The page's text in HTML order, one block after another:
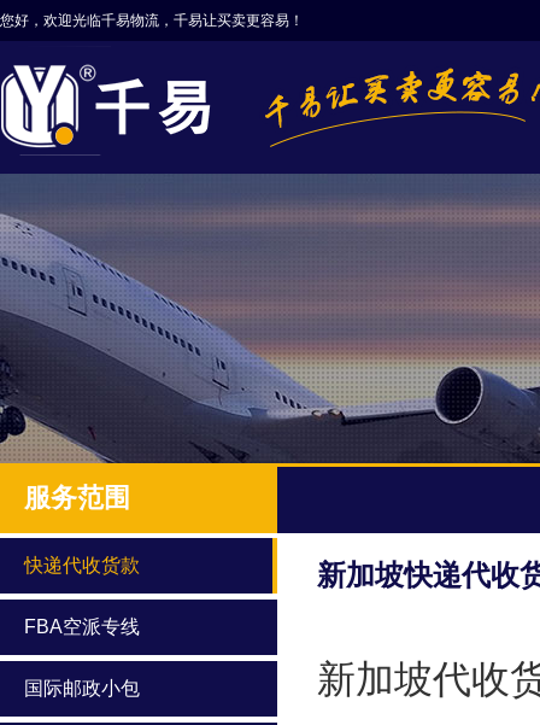
您好，欢迎光临千易物流，千易让买卖更容易！
服务范围
快递代收货款
FBA空派专线
国际邮政小包
新加坡快递代收
新加坡代收